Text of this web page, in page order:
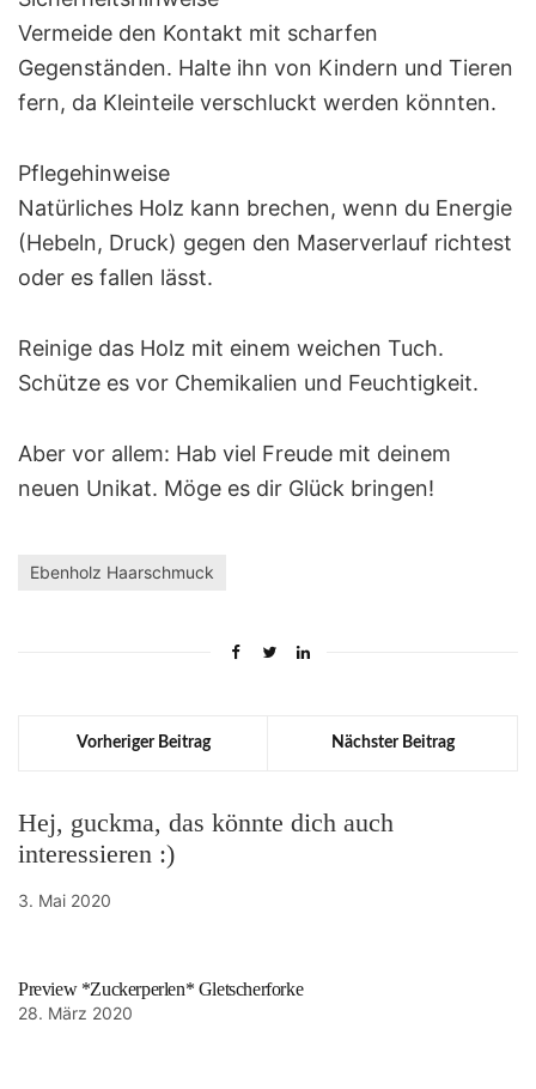
Vermeide den Kontakt mit scharfen
Gegenständen. Halte ihn von Kindern und Tieren
fern, da Kleinteile verschluckt werden könnten.
Pflegehinweise
Natürliches Holz kann brechen, wenn du Energie
(Hebeln, Druck) gegen den Maserverlauf richtest
oder es fallen lässt.
Reinige das Holz mit einem weichen Tuch.
Schütze es vor Chemikalien und Feuchtigkeit.
Aber vor allem: Hab viel Freude mit deinem
neuen Unikat. Möge es dir Glück bringen!
Ebenholz Haarschmuck
Vorheriger Beitrag Nächster Beitrag
Hej, guckma, das könnte dich auch
interessieren :)
3. Mai 2020
Preview *Zuckerperlen* Gletscherforke
28. März 2020